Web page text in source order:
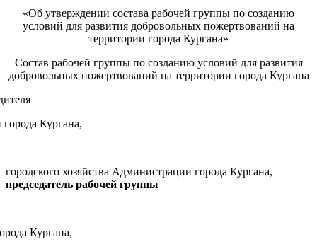
«Об утверждении состава рабочей группы по созданию
условий для развития добровольных пожертвований на
территории города Кургана»
Состав рабочей группы по созданию условий для развития
добровольных пожертвований на территории города Кургана
Кургана,
городского хозяйства Администрации города Кургана,
председатель рабочей группы
Кургана,